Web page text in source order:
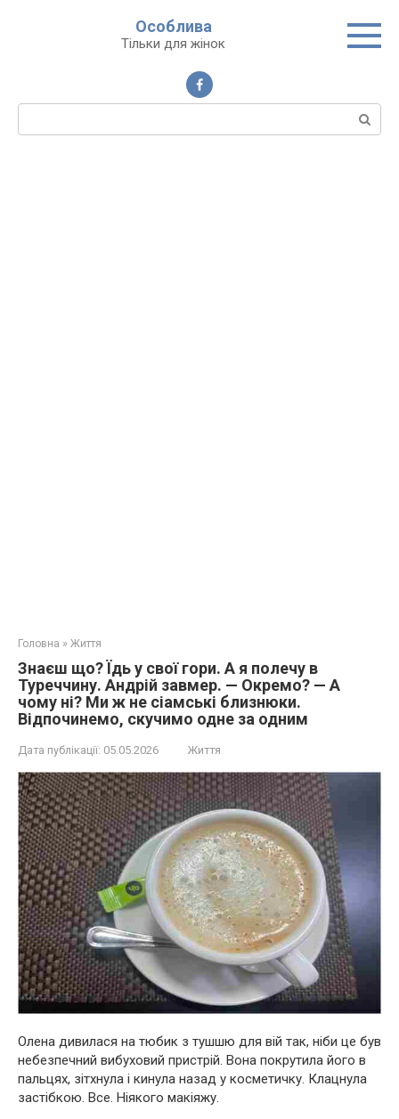
Особлива
Тільки для жінок
Пошук:
Головна » Життя
Знаєш що? Їдь у свої гори. А я полечу в
Туреччину. Андрій завмер. — Окремо? — А
чому ні? Ми ж не сіамські близнюки.
Відпочинемо, скучимо одне за одним
Дата публікації: 05.05.2026 Життя
Олена дивилася на тюбик з тушшю для вій так, ніби це був
небезпечний вибуховий пристрій. Вона покрутила його в
пальцях, зітхнула і кинула назад у косметичку. Клацнула
застібкою. Все. Ніякого макіяжу.